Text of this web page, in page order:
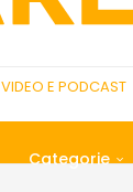
VIDEO E PODCAST
Categorie